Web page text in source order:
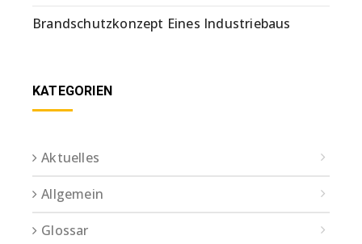
Brandschutzkonzept Eines Industriebaus
KATEGORIEN
Aktuelles
Allgemein
Glossar